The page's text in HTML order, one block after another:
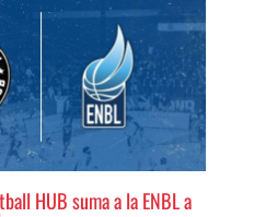
HUB suma a la ENBL a